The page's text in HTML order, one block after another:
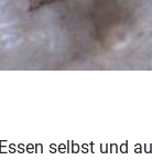
selbst und